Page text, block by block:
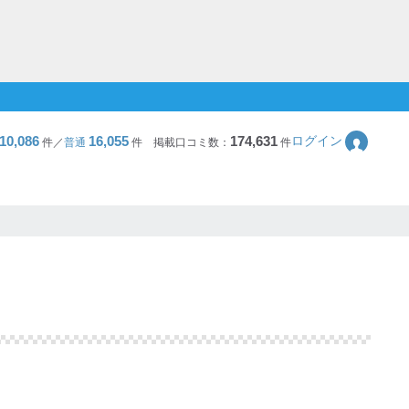
件／普通 16,055 件 掲載口コミ数： 174,631件ログイン